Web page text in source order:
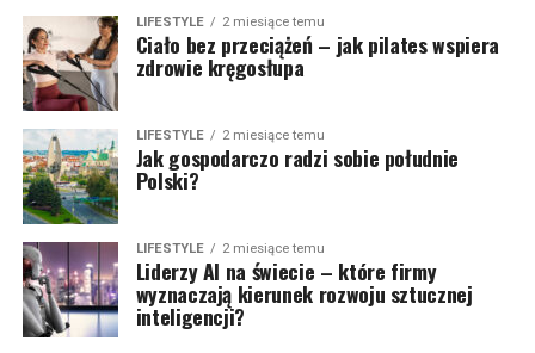
LIFESTYLE 2 miesiące temu
Ciało bez przeciążeń – jak pilates wspiera
zdrowie kręgosłupa
LIFESTYLE 2 miesiące temu
Jak gospodarczo radzi sobie południe
Polski?
LIFESTYLE 2 miesiące temu
Liderzy AI na świecie – które firmy
wyznaczają kierunek rozwoju sztucznej
inteligencji?